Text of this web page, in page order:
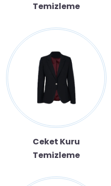
Temizleme
Ceket Kuru
Temizleme